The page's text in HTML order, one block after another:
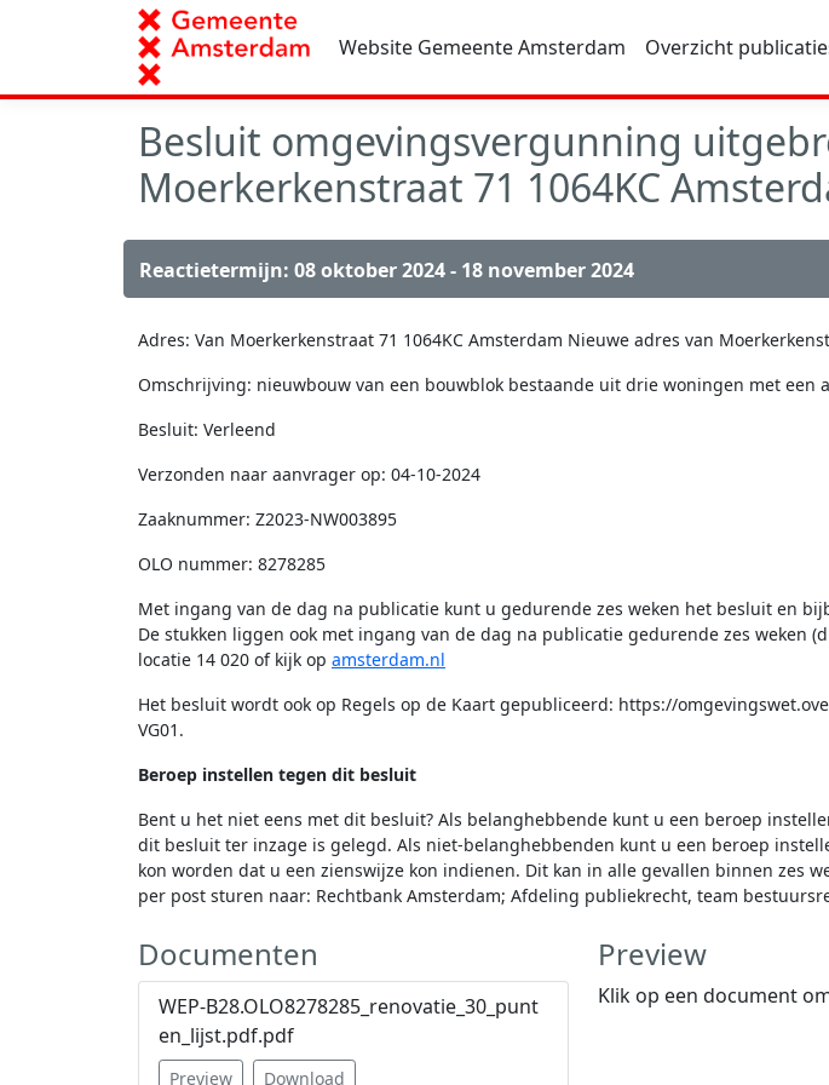
Website Gemeente Amsterdam Overzicht
Besluit omgevingsvergunning
Moerkerkenstraat 71 1064KC
Reactietermijn: 08 oktober 2024 - 18 november 2024
Adres: Van Moerkerkenstraat 71 1064KC Amsterdam Nieuwe adres van
Omschrijving: nieuwbouw van een bouwblok bestaande uit drie woningen met een
Besluit: Verleend
Verzonden naar aanvrager op: 04-10-2024
Zaaknummer: Z2023-NW003895
OLO nummer: 8278285
Met ingang van de dag na publicatie kunt u gedurende zes weken het besluit en
De stukken liggen ook met ingang van de dag na publicatie gedurende zes weken
locatie 14 020 of kijk op amsterdam.nl
Het besluit wordt ook op Regels op de Kaart gepubliceerd: https://
VG01.
Beroep instellen tegen dit besluit
Bent u het niet eens met dit besluit? Als belanghebbende kunt u een beroep
dit besluit ter inzage is gelegd. Als niet-belanghebbenden kunt u een beroep
kon worden dat u een zienswijze kon indienen. Dit kan in alle gevallen binnen zes
per post sturen naar: Rechtbank Amsterdam; Afdeling publiekrecht, team
- uw naam, adres, telefoonnummer en e-mailadres
- het besluit waartegen u beroep instelt, datum en het zaaknummer van het besluit
- de reden(en) waarom u beroep instelt
Documenten
WEP-B28.OLO8278285_renovatie_30_punt
en_lijst.pdf.pdf
Preview Download
Preview
Klik op een document